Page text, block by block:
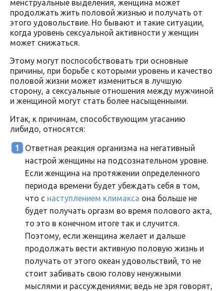
менструальные выделения, женщина может
продолжать жить половой жизнью и получать от
этого удовольствие. Но бывают и такие ситуации,
когда уровень сексуальной активности у женщин
может снижаться.
Этому могут поспособствовать три основные
причины, при борьбе с которыми уровень и качество
половой жизни может измениться в лучшую
сторону, а сексуальные отношения между мужчиной
и женщиной могут стать более насыщенными.
Итак, к причинам, способствующим угасанию
либидо, относятся:
Ответная реакция организма на негативный
настрой женщины на подсознательном уровне.
Если женщина на протяжении определенного
периода времени будет убеждать себя в том,
что с наступлением климакса она больше не
будет получать оргазм во время полового акта,
то это в конечном итоге так и случится.
Поэтому, если женщина желает и дальше
продолжать вести активную половую жизнь и
получать от этого океан удовольствий, то не
стоит забивать свою голову ненужными
мыслями и рассуждениями; ведь не зря говорят,